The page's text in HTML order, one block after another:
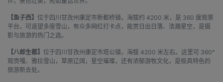
【鱼子西】 位于四川甘孜州康定市新都桥镇，海拔约 4200 米，是 360 度观景
平台，可遥望多座雪山，有众多网红打卡点，能赏日出日落、浩瀚星空，是摄
影与旅游的热门之选。
【八郎生都】 位于四川甘孜州康定市塔公镇，海拔 4200 米左右。这里可 360°
观贡嘎、雅拉雪山，草原辽阔，星空璀璨，还有浓郁游牧文化，是极具特色的
旅游新去处。